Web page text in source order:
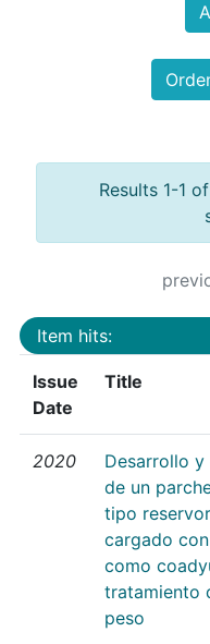
Results 1-1
Item hits:
Issue
Date
Title
2020
Desarrollo
de un
tipo
cargado
como
tratamiento
peso